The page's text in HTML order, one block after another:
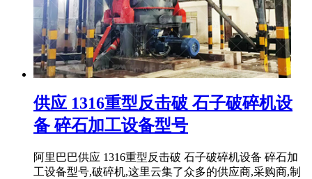
供应 1316重型反击破 石子破碎机设
备 碎石加工设备型号
阿里巴巴供应 1316重型反击破 石子破碎机设备 碎石加
工设备型号,破碎机,这里云集了众多的供应商,采购商,制